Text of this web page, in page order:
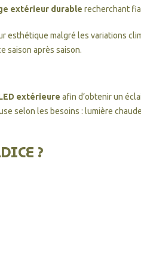
extérieur durable recherchant
malgré les variations
saison après saison.
extérieure afin d’obtenir un
selon les besoins : lumière
?